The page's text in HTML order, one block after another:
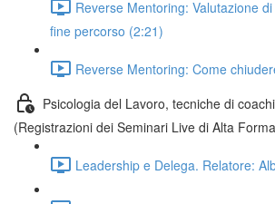
Reverse Mentoring: Valutazione
fine percorso (2:21)
Reverse Mentoring: Come
Psicologia del Lavoro, tecniche di
(Registrazioni dei Seminari Live di Alta
Leadership e Delega. Relatore: